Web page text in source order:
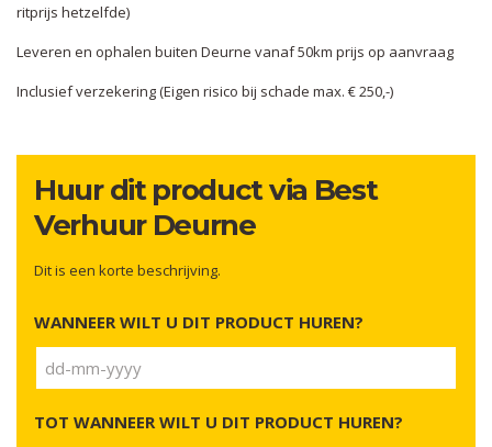
ritprijs hetzelfde)
Leveren en ophalen buiten Deurne vanaf 50km prijs op aanvraag
Inclusief verzekering (Eigen risico bij schade max. € 250,-)
Huur dit product via Best
Verhuur Deurne
Dit is een korte beschrijving.
WANNEER WILT U DIT PRODUCT HUREN?
DD
MM
TOT WANNEER WILT U DIT PRODUCT HUREN?